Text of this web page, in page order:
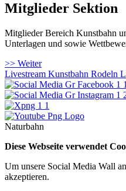
Mitglieder Sektion
Mitglieder Bereich Kunstbahn
Unterlagen und sowie
>> Weiter
Livestream Kunstbahn Rodeln
Naturbahn
Diese Webseite verwendet
Um unsere Social Media Wall
akzeptieren.